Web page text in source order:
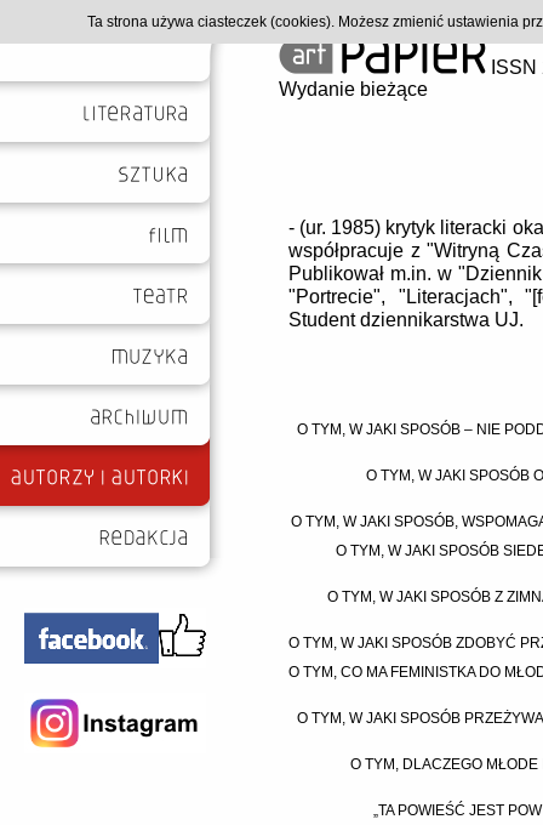
Wydanie bieżące
- (ur. 1985) krytyk literacki
współpracuje z "Witryną
Publikował m.in. w
"Portrecie", "Literacjach",
Student dziennikarstwa UJ.
O TYM, W JAKI SPOSÓB – NIE
O TYM, W JAKI SPOSÓB
O TYM, W JAKI SPOSÓB,
O TYM, W JAKI SPOSÓB
O TYM, W JAKI SPOSÓB Z
O TYM, W JAKI SPOSÓB ZDOBYĆ
O TYM, CO MA FEMINISTKA DO
O TYM, W JAKI SPOSÓB
O TYM, DLACZEGO
„TA POWIEŚĆ JEST
Ta strona używa ciasteczek (cookies). Możesz zmienić ustawienia